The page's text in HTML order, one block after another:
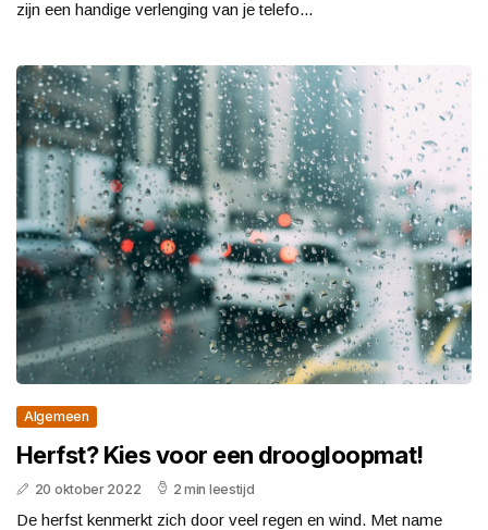
zijn een handige verlenging van je telefo...
Algemeen
Herfst? Kies voor een droogloopmat!
20 oktober 2022 2 min leestijd
De herfst kenmerkt zich door veel regen en wind. Met name